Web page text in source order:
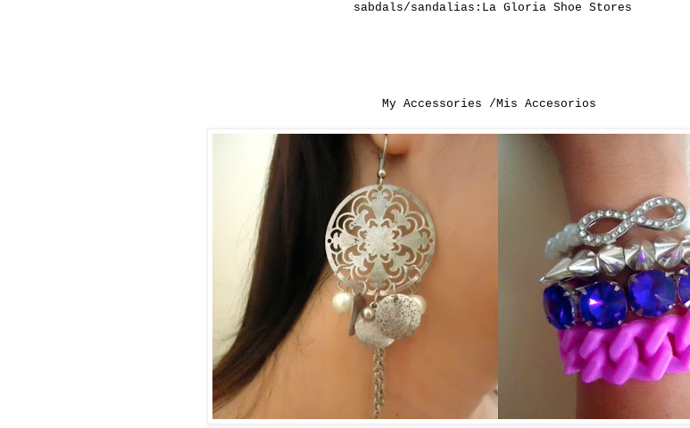
sabdals/sandalias:La Gloria Shoe Stores
My Accessories /Mis Accesorios